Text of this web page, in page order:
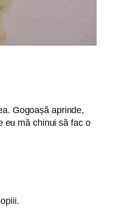
Gogoașă aprinde,
eu mă chinui să fac o